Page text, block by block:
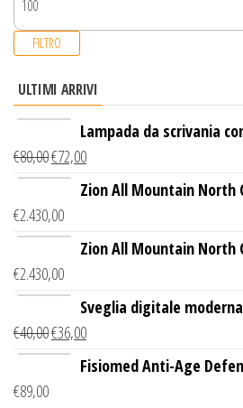
FILTRO
ULTIMI ARRIVI
Lampada da scrivania
wireless
€80,00€72,00
Zion All Mountain North
€2.430,00
Zion All Mountain North
€2.430,00
Sveglia digitale
Wireless Qi
€40,00€36,00
Fisiomed Anti-Age
€89,00